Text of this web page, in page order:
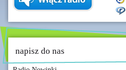
napisz do nas